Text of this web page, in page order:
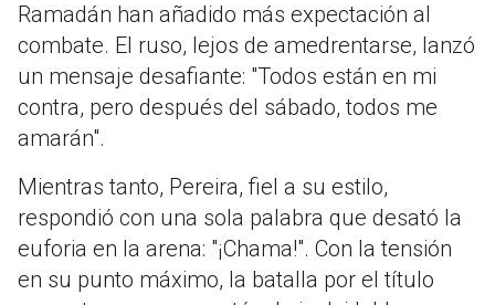
Ramadán han añadido más expectación al
combate. El ruso, lejos de amedrentarse, lanzó
un mensaje desafiante: "Todos están en mi
contra, pero después del sábado, todos me
amarán".
Mientras tanto, Pereira, fiel a su estilo,
respondió con una sola palabra que desató la
euforia en la arena: "¡Chama!". Con la tensión
en su punto máximo, la batalla por el título